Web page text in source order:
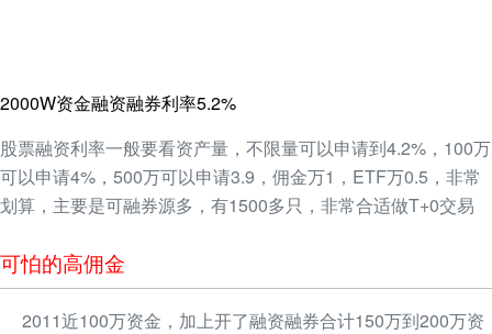
2000W资金融资融券利率5.2%
股票融资利率一般要看资产量，不限量可以申请到4.2%，100万
可以申请4%，500万可以申请3.9，佣金万1，ETF万0.5，非常
划算，主要是可融券源多，有1500多只，非常合适做T+0交易
可怕的高佣金
2011近100万资金，加上开了融资融券合计150万到200万资